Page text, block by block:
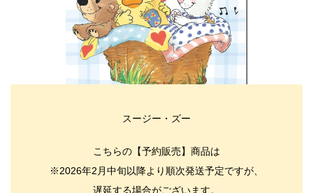
スージー・ズー
こちらの【予約販売】商品は
※2026年2月中旬以降より順次発送予定ですが、
遅延する場合がございます。